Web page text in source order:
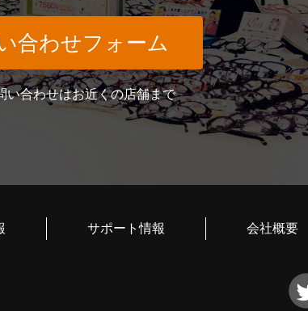
合わせフォーム
い合わせはお近くの店舗まで
サポート情報 会社概要